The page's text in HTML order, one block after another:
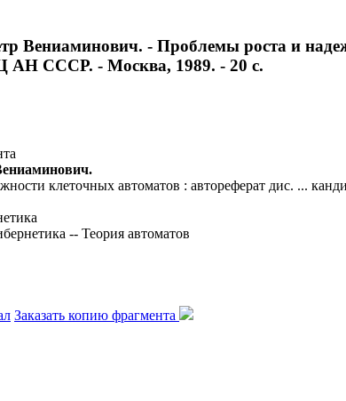
Вениаминович. - Проблемы роста и
АН СССР. - Москва, 1989. - 20 с.
клеточных автоматов : автореферат дис. ...
-- Теория автоматов
Заказать копию фрагмента